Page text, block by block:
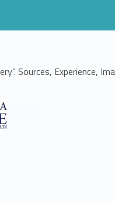
Sources, Experience,